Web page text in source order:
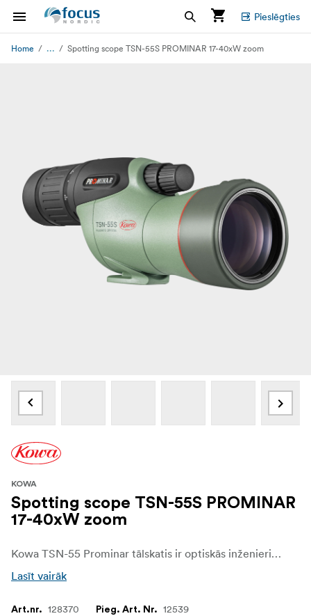
Pieslēgties
Home ... Spotting scope TSN-55S PROMINAR 17-40xW zoom
KOWA
Spotting scope TSN-55S PROMINAR
17-40xW zoom
Kowa TSN-55 Prominar tālskatis ir optiskās inženierijas brīnums, kas nevainojami apvieno pārnēsājamību un augstākās klases veiktspēju. Ietverot 55 mm tīra fluorīta kristāla objektīvu, tas nodrošina vēl nebijušu novērojumu skaidrību un krāsu precizitāti, nosakot jaunu standartu savā klasē.
Lasīt vairāk
Art.nr. 128370 Pieg. Art. Nr. 12539